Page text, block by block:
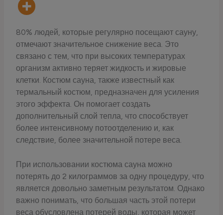
80% людей, которые регулярно посещают сауну,
отмечают значительное снижение веса. Это
связано с тем, что при высоких температурах
организм активно теряет жидкость и жировые
клетки. Костюм сауна, также известный как
термальный костюм, предназначен для усиления
этого эффекта. Он помогает создать
дополнительный слой тепла, что способствует
более интенсивному потоотделению и, как
следствие, более значительной потере веса.
При использовании костюма сауна можно
потерять до 2 килограммов за одну процедуру, что
является довольно заметным результатом. Однако
важно понимать, что большая часть этой потери
веса обусловлена потерей воды, которая может